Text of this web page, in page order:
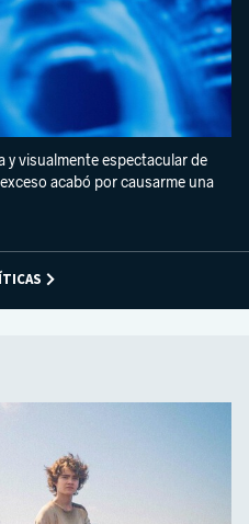
visualmente espectacular de
acabó por causarme una